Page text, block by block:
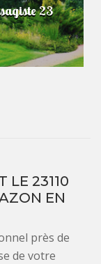
23
LE 23110
EN
près de
de votre